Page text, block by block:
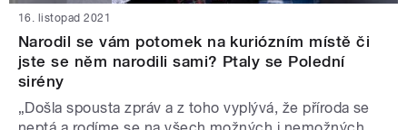
16. listopad 2021
Narodil se vám potomek na kuriózním místě či
jste se něm narodili sami? Ptaly se Polední
sirény
„Došla spousta zpráv a z toho vyplývá, že příroda se